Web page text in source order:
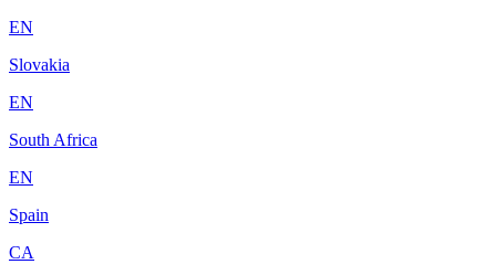
EN
Slovakia
EN
South Africa
EN
Spain
CA